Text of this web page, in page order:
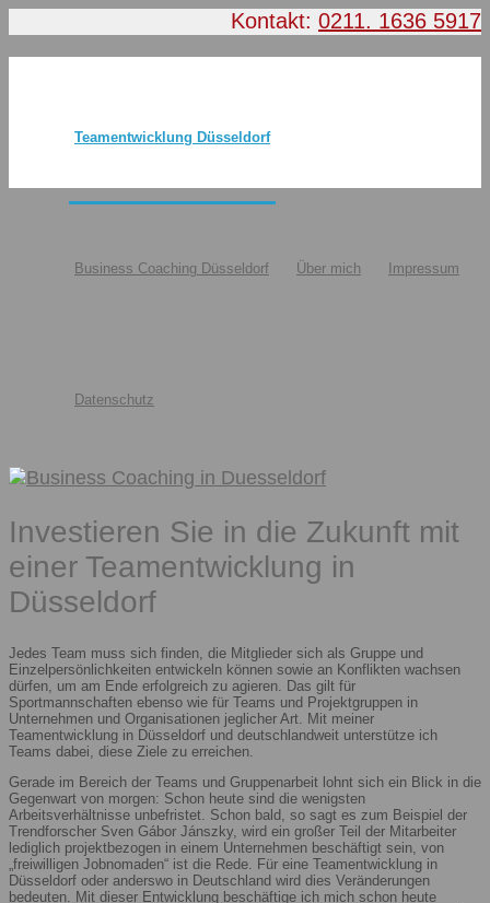
Kontakt: 0211. 1636 5917
Teamentwicklung Düsseldorf
Business Coaching Düsseldorf Über mich Impressum
Datenschutz
Investieren Sie in die Zukunft mit
einer Teamentwicklung in
Düsseldorf
Jedes Team muss sich finden, die Mitglieder sich als Gruppe und
Einzelpersönlichkeiten entwickeln können sowie an Konflikten wachsen
dürfen, um am Ende erfolgreich zu agieren. Das gilt für
Sportmannschaften ebenso wie für Teams und Projektgruppen in
Unternehmen und Organisationen jeglicher Art. Mit meiner
Teamentwicklung in Düsseldorf und deutschlandweit unterstütze ich
Teams dabei, diese Ziele zu erreichen.
Gerade im Bereich der Teams und Gruppenarbeit lohnt sich ein Blick in die
Gegenwart von morgen: Schon heute sind die wenigsten
Arbeitsverhältnisse unbefristet. Schon bald, so sagt es zum Beispiel der
Trendforscher Sven Gábor Jánszky, wird ein großer Teil der Mitarbeiter
lediglich projektbezogen in einem Unternehmen beschäftigt sein, von
„freiwilligen Jobnomaden“ ist die Rede. Für eine Teamentwicklung in
Düsseldorf oder anderswo in Deutschland wird dies Veränderungen
bedeuten. Mit dieser Entwicklung beschäftige ich mich schon heute